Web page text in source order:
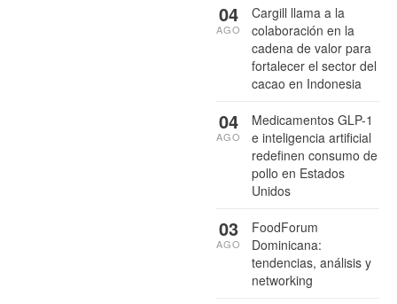
Cargill llama a la
colaboración en la
cadena de valor para
fortalecer el sector del
cacao en Indonesia
04
AGO
Medicamentos GLP-1
e inteligencia artificial
redefinen consumo de
pollo en Estados
Unidos
04
AGO
FoodForum
Dominicana:
tendencias, análisis y
networking
03
AGO